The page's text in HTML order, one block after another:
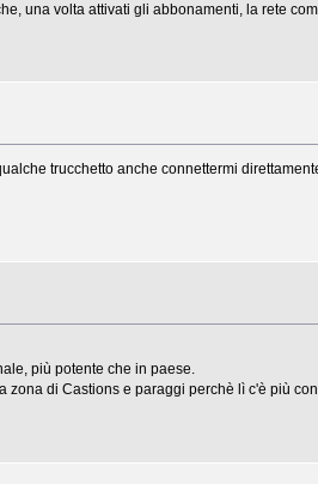
una volta attivati gli abbonamenti, la rete
trucchetto anche connettermi
più potente che in paese.
di Castions e paraggi perchè lì c'è più